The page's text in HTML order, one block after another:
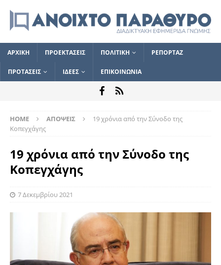
ΑΡΧΙΚΗ ΠΡΟΕΚΤΑΣΕΙΣ ΠΟΛΙΤΙΚΗ ΡΕΠΟΡΤΑΖ
ΠΡΟΤΑΣΕΙΣ ΙΔΕΕΣ ΕΠΙΚΟΙΝΩΝΙΑ
HOME ΑΠΟΨΕΙΣ
19 χρόνια από την Σύνοδο της
Κοπεγχάγης
19 χρόνια από την Σύνοδο της
Κοπεγχάγης
7 Δεκεμβρίου 2021